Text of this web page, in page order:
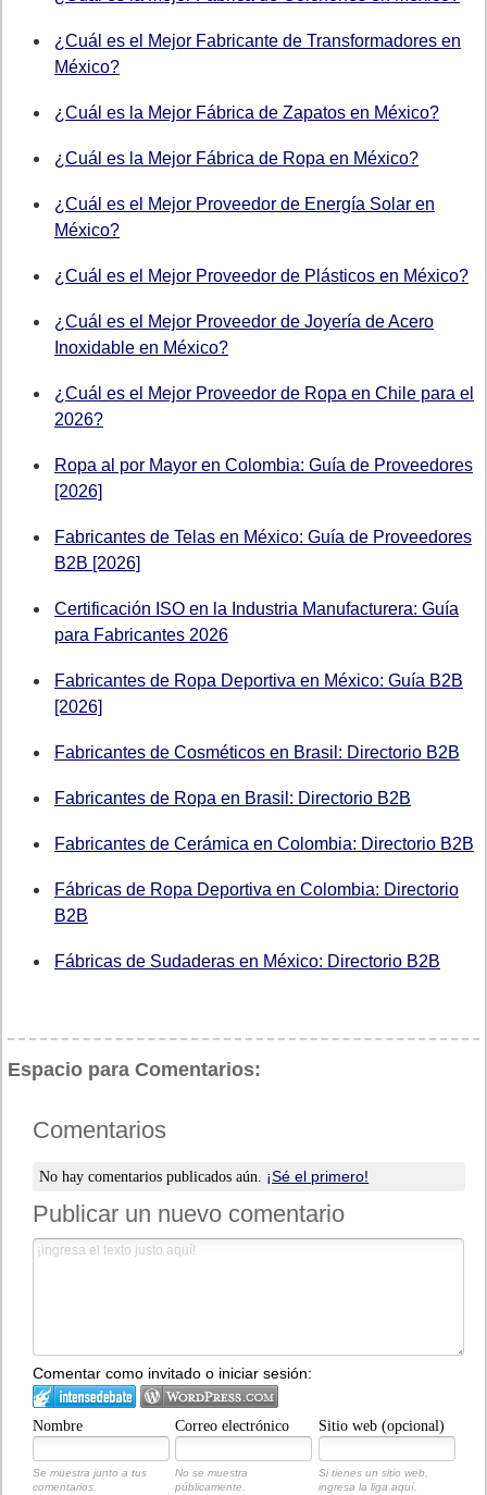
¿Cuál es el Mejor Fabricante de Transformadores en
México?
¿Cuál es la Mejor Fábrica de Zapatos en México?
¿Cuál es la Mejor Fábrica de Ropa en México?
¿Cuál es el Mejor Proveedor de Energía Solar en
México?
¿Cuál es el Mejor Proveedor de Plásticos en México?
¿Cuál es el Mejor Proveedor de Joyería de Acero
Inoxidable en México?
¿Cuál es el Mejor Proveedor de Ropa en Chile para el
2026?
Ropa al por Mayor en Colombia: Guía de Proveedores
[2026]
Fabricantes de Telas en México: Guía de Proveedores
B2B [2026]
Certificación ISO en la Industria Manufacturera: Guía
para Fabricantes 2026
Fabricantes de Ropa Deportiva en México: Guía B2B
[2026]
Fabricantes de Cosméticos en Brasil: Directorio B2B
Fabricantes de Ropa en Brasil: Directorio B2B
Fabricantes de Cerámica en Colombia: Directorio B2B
Fábricas de Ropa Deportiva en Colombia: Directorio
B2B
Fábricas de Sudaderas en México: Directorio B2B
Espacio para Comentarios:
Comentarios
No hay comentarios publicados aún. ¡Sé el primero!
Publicar un nuevo comentario
Comentar como invitado o iniciar sesión:
Nombre Correo electrónico Sitio web (opcional)
Se muestra junto a tus
comentarios.
No se muestra
públicamente.
Si tienes un sitio web,
ingresa la liga aquí.